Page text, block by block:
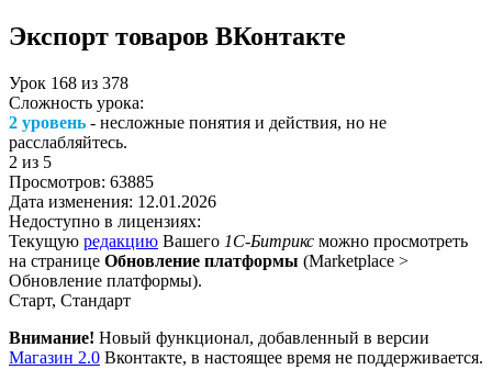
Экспорт товаров ВКонтакте
Урок 168 из 378
Сложность урока:
2 уровень - несложные понятия и действия, но не
расслабляйтесь.
2 из 5
Просмотров: 63885
Дата изменения: 12.01.2026
Недоступно в лицензиях:
Текущую редакцию Вашего 1С-Битрикс можно просмотреть
на странице Обновление платформы (Marketplace >
Обновление платформы).
Старт, Стандарт
Внимание! Новый функционал, добавленный в версии
Магазин 2.0 Вконтакте, в настоящее время не поддерживается.